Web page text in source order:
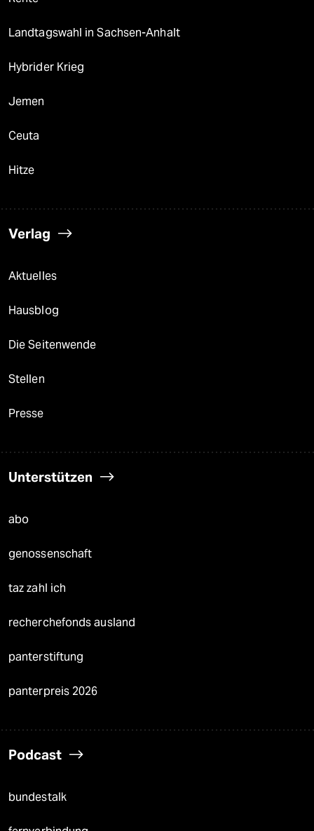
Landtagswahl in Sachsen-Anhalt
Hybrider Krieg
Jemen
Ceuta
Hitze
Verlag
Aktuelles
Hausblog
Die Seitenwende
Stellen
Presse
Unterstützen
abo
genossenschaft
taz zahl ich
recherchefonds ausland
panterstiftung
panterpreis 2026
Podcast
bundestalk